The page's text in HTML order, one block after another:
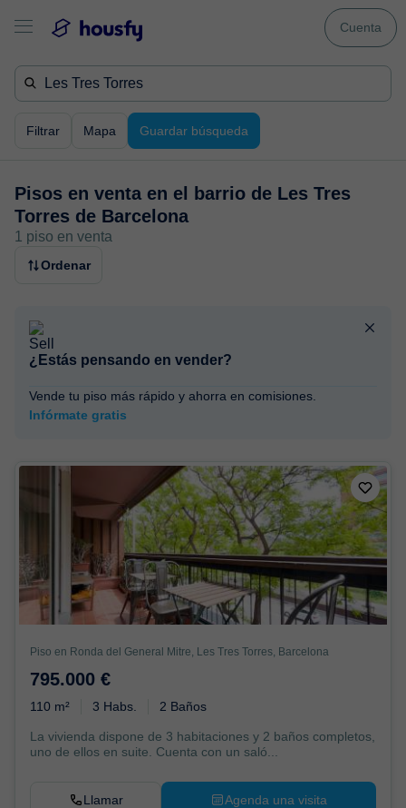
Cuenta
Filtrar Mapa Guardar búsqueda
Pisos en venta en el barrio de Les Tres
Torres de Barcelona
1 piso en venta
Ordenar
¿Estás pensando en vender?
Vende tu piso más rápido y ahorra en comisiones.
Infórmate gratis
Piso en Ronda del General Mitre, Les Tres Torres, Barcelona
795.000 €
110 m² 3 Habs. 2 Baños
La vivienda dispone de 3 habitaciones y 2 baños completos,
uno de ellos en suite. Cuenta con un saló...
Llamar Agenda una visita